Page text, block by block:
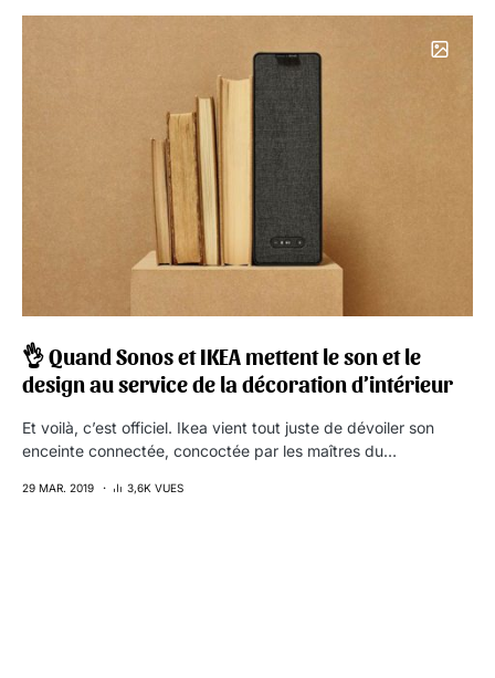
👌 Quand Sonos et IKEA mettent le son et le
design au service de la décoration d’intérieur
Et voilà, c’est officiel. Ikea vient tout juste de dévoiler son
enceinte connectée, concoctée par les maîtres du…
29 MAR. 2019 3,6K VUES